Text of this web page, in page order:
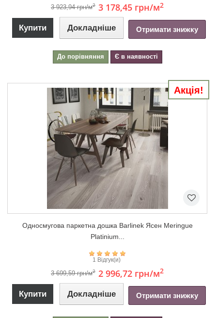
3 923,94 грн/м2 3 178,45 грн/м2
Купити Докладніше Отримати знижку
До порівняння Є в наявності
Акція!
Односмугова паркетна дошка Barlinek Ясен Meringue
Platinium...
1 Відгук(и)
3 699,59 грн/м2 2 996,72 грн/м2
Купити Докладніше Отримати знижку